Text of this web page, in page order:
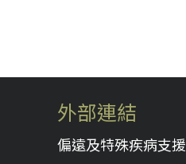
外部連結
偏遠及特殊疾病支援